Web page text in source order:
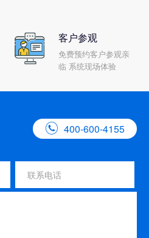
客户参观
免费预约客户参观亲
临 系统现场体验
 400-600-4155